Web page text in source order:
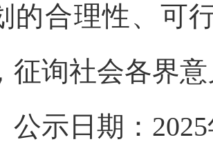
的合理性、可
征询社会各界
公示日期：